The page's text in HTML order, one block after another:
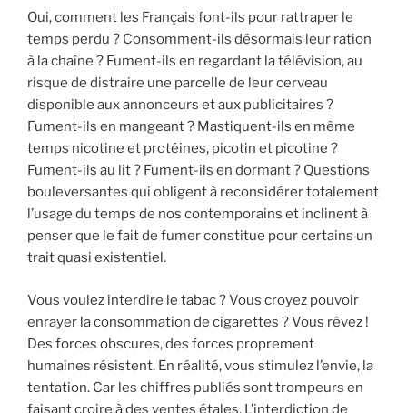
Oui, comment les Français font-ils pour rattraper le
temps perdu ? Consomment-ils désormais leur ration
à la chaîne ? Fument-ils en regardant la télévision, au
risque de distraire une parcelle de leur cerveau
disponible aux annonceurs et aux publicitaires ?
Fument-ils en mangeant ? Mastiquent-ils en même
temps nicotine et protéines, picotin et picotine ?
Fument-ils au lit ? Fument-ils en dormant ? Questions
bouleversantes qui obligent à reconsidérer totalement
l’usage du temps de nos contemporains et inclinent à
penser que le fait de fumer constitue pour certains un
trait quasi existentiel.
Vous voulez interdire le tabac ? Vous croyez pouvoir
enrayer la consommation de cigarettes ? Vous rêvez !
Des forces obscures, des forces proprement
humaines résistent. En réalité, vous stimulez l’envie, la
tentation. Car les chiffres publiés sont trompeurs en
faisant croire à des ventes étales. L’interdiction de